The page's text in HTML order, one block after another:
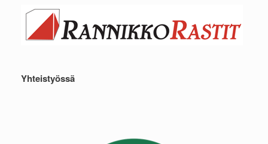
Yhteistyössä